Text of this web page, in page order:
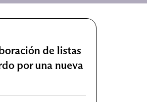
de listas
por una nueva